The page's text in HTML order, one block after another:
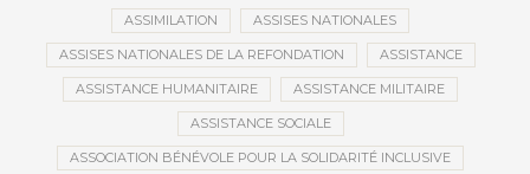
ASSIMILATION ASSISES NATIONALES
ASSISES NATIONALES DE LA REFONDATION ASSISTANCE
ASSISTANCE HUMANITAIRE ASSISTANCE MILITAIRE
ASSISTANCE SOCIALE
ASSOCIATION BÉNÉVOLE POUR LA SOLIDARITÉ INCLUSIVE